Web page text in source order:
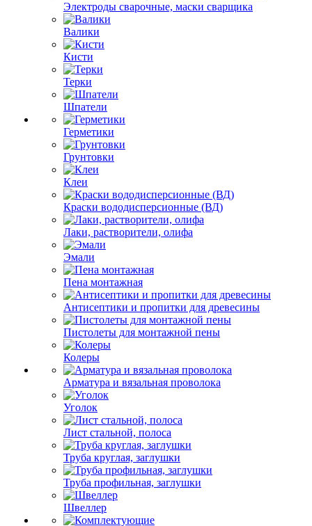
Электроды сварочные, маски сварщика
Валики
Кисти
Терки
Шпатели
Герметики
Грунтовки
Клеи
Краски вододисперсионные (ВД)
Лаки, растворители, олифа
Эмали
Пена монтажная
Антисептики и пропитки для древесины
Пистолеты для монтажной пены
Колеры
Арматура и вязальная проволока
Уголок
Лист стальной, полоса
Труба круглая, заглушки
Труба профильная, заглушки
Швеллер